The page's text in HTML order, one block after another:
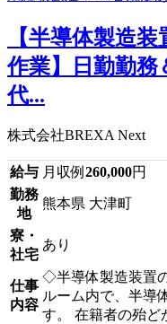
【半導体製造
作業】日勤勤務
代...
株式会社BREXA Next
給与 月収例 260,000円
勤務
地
熊本県 大津町
寮・
社宅
あり
仕事
内容
◇半導体製造装置
ルーム内で、半導
す。 在籍者の殆ど